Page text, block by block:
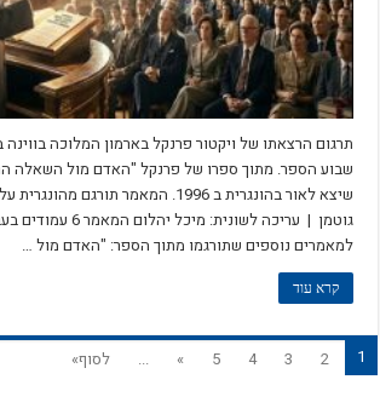
שבוע הספר. מתוך ספרו של פרנקל "האדם מול השאלה
שיצא לאור בהונגרית ב 1996. המאמר תורגם
גוטמן | עריכה לשונית: מיכל
למאמרים נוספים שתורגמו מתוך הספר: "האדם מול …
קרא עוד
1
2
3
4
5
»
... לסוף»